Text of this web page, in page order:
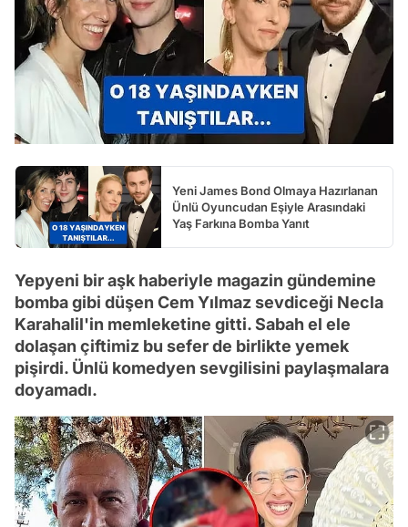
Yeni James Bond Olmaya Hazırlanan
Ünlü Oyuncudan Eşiyle Arasındaki
Yaş Farkına Bomba Yanıt
Yepyeni bir aşk haberiyle magazin gündemine
bomba gibi düşen Cem Yılmaz sevdiceği Necla
Karahalil'in memleketine gitti. Sabah el ele
dolaşan çiftimiz bu sefer de birlikte yemek
pişirdi. Ünlü komedyen sevgilisini paylaşmalara
doyamadı.